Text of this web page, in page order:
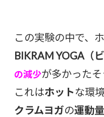
この実験の中で、
BIKRAM YOGA（
の減少が多かったそ
これはホットな環
クラムヨガの運動